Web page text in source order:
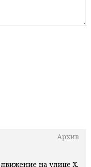
Архив
на улице Х.